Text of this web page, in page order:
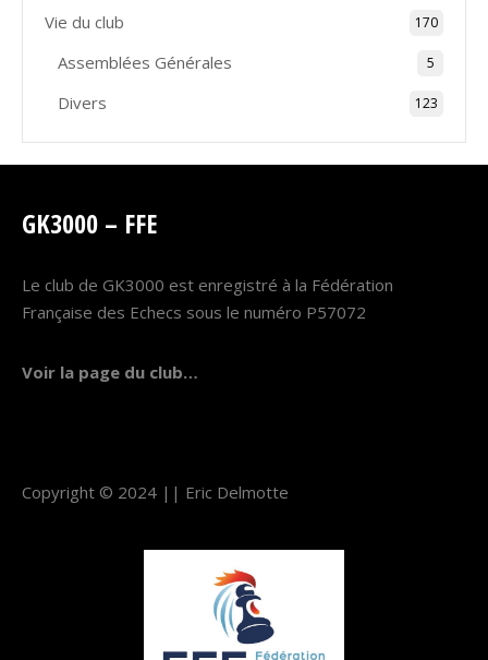
Vie du club 170
Assemblées Générales 5
Divers 123
GK3000 – FFE
Le club de GK3000 est enregistré à la Fédération
Française des Echecs sous le numéro P57072
Voir la page du club…
Copyright © 2024 || Eric Delmotte